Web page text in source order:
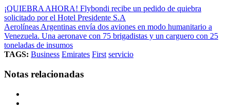
¡QUIEBRA AHORA! Flybondi recibe un pedido de quiebra
solicitado por el Hotel Presidente S.A
Aerolíneas Argentinas envía dos aviones en modo humanitario a
Venezuela. Una aeronave con 75 brigadistas y un carguero con 25
toneladas de insumos
TAGS: Business Emirates First servicio
Notas relacionadas